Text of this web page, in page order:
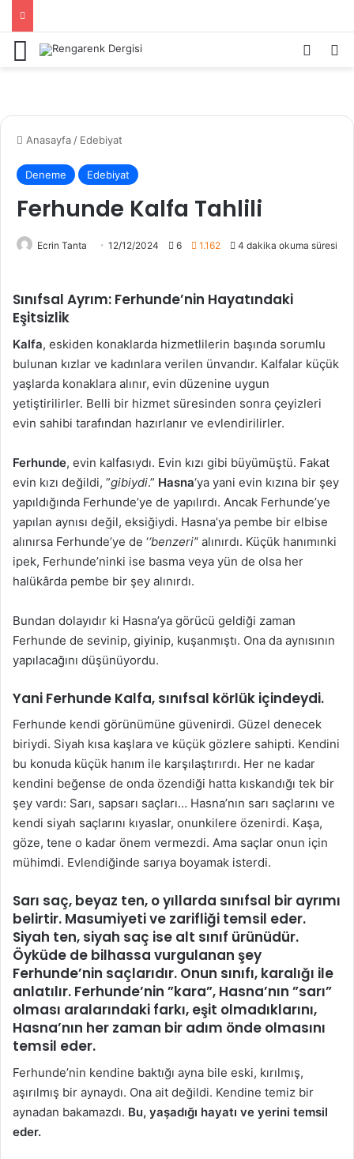
Menü Kayıt
Anasayfa / Edebiyat
Deneme Edebiyat
Ferhunde Kalfa Tahlili
Ecrin Tanta 12/12/2024 6 1.162 4 dakika okuma süresi
Sınıfsal Ayrım: Ferhunde’nin Hayatındaki
Eşitsizlik
Kalfa, eskiden konaklarda hizmetlilerin başında sorumlu
bulunan kızlar ve kadınlara verilen ünvandır. Kalfalar küçük
yaşlarda konaklara alınır, evin düzenine uygun
yetiştirilirler. Belli bir hizmet süresinden sonra çeyizleri
evin sahibi tarafından hazırlanır ve evlendirilirler.
Ferhunde, evin kalfasıydı. Evin kızı gibi büyümüştü. Fakat
evin kızı değildi, ”gibiydi.” Hasna‘ya yani evin kızına bir şey
yapıldığında Ferhunde’ye de yapılırdı. Ancak Ferhunde’ye
yapılan aynısı değil, eksiğiydi. Hasna’ya pembe bir elbise
alınırsa Ferhunde’ye de ‘‘benzeri’‘ alınırdı. Küçük hanımınki
ipek, Ferhunde’ninki ise basma veya yün de olsa her
halükârda pembe bir şey alınırdı.
Bundan dolayıdır ki Hasna’ya görücü geldiği zaman
Ferhunde de sevinip, giyinip, kuşanmıştı. Ona da aynısının
yapılacağını düşünüyordu.
Yani Ferhunde Kalfa, sınıfsal körlük içindeydi.
Ferhunde kendi görünümüne güvenirdi. Güzel denecek
biriydi. Siyah kısa kaşlara ve küçük gözlere sahipti. Kendini
bu konuda küçük hanım ile karşılaştırırdı. Her ne kadar
kendini beğense de onda özendiği hatta kıskandığı tek bir
şey vardı: Sarı, sapsarı saçları… Hasna’nın sarı saçlarını ve
kendi siyah saçlarını kıyaslar, onunkilere özenirdi. Kaşa,
göze, tene o kadar önem vermezdi. Ama saçlar onun için
mühimdi. Evlendiğinde sarıya boyamak isterdi.
Sarı saç, beyaz ten, o yıllarda sınıfsal bir ayrımı
belirtir. Masumiyeti ve zarifliği temsil eder.
Siyah ten, siyah saç ise alt sınıf ürünüdür.
Öyküde de bilhassa vurgulanan şey
Ferhunde’nin saçlarıdır. Onun sınıfı, karalığı ile
anlatılır. Ferhunde’nin ”kara”, Hasna’nın ”sarı”
olması aralarındaki farkı, eşit olmadıklarını,
Hasna’nın her zaman bir adım önde olmasını
temsil eder.
Ferhunde’nin kendine baktığı ayna bile eski, kırılmış,
aşırılmış bir aynaydı. Ona ait değildi. Kendine temiz bir
aynadan bakamazdı. Bu, yaşadığı hayatı ve yerini temsil
eder.